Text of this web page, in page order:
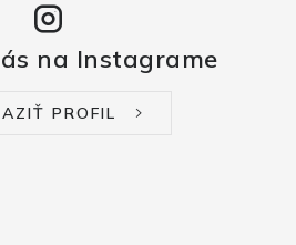
na Instagrame
PROFIL